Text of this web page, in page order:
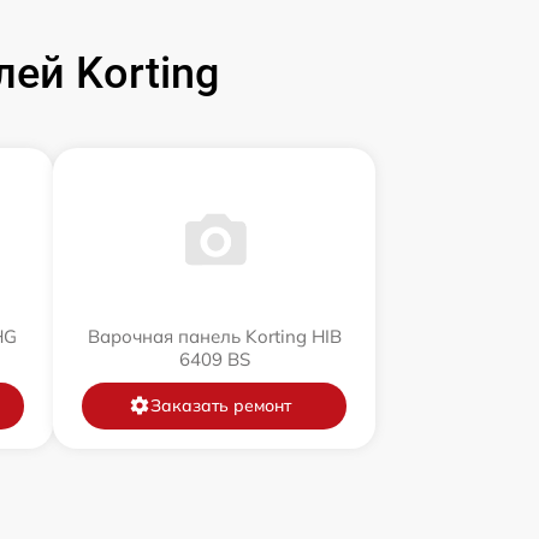
Korting
Варочная панель Korting HIB
6409 BS
Заказать ремонт